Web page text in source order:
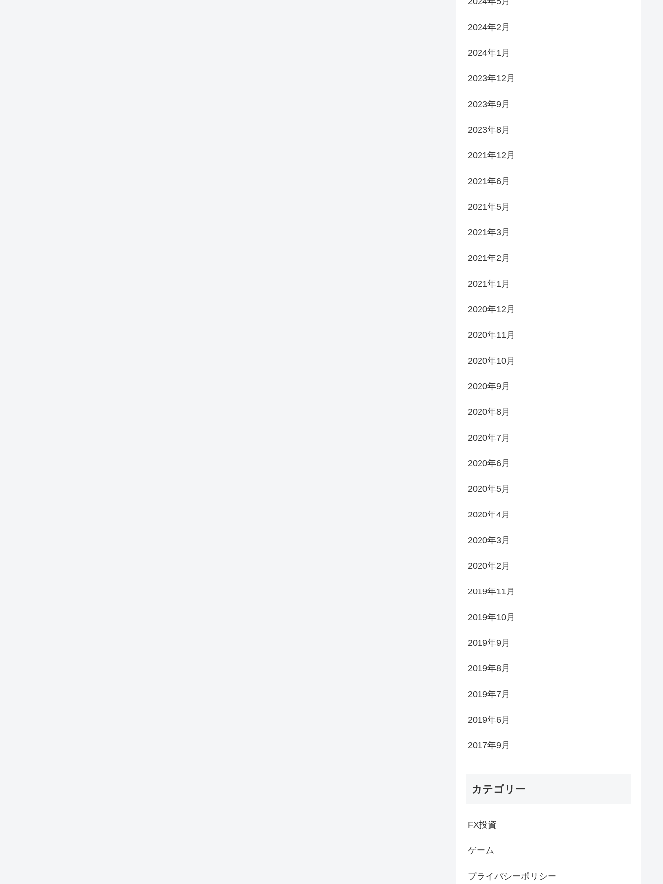
2024年2月
2024年1月
2023年12月
2023年9月
2023年8月
2021年12月
2021年6月
2021年5月
2021年3月
2021年2月
2021年1月
2020年12月
2020年11月
2020年10月
2020年9月
2020年8月
2020年7月
2020年6月
2020年5月
2020年4月
2020年3月
2020年2月
2019年11月
2019年10月
2019年9月
2019年8月
2019年7月
2019年6月
2017年9月
カテゴリー
FX投資
ゲーム
プライバシーポリシー